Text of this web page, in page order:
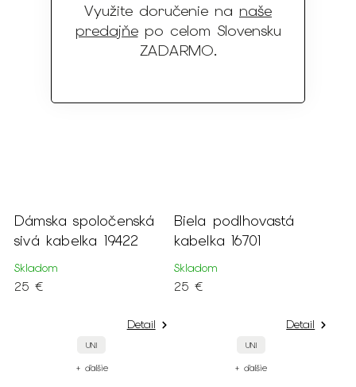
Využite doručenie na naše
predajňepo celom Slovensku
ZADARMO.
Dámska spoločenská
sivá kabelka 19422
Skladom
25 €
Detail
UNI
+ ďalšie
Biela podlhovastá
kabelka 16701
Skladom
25 €
Detail
UNI
+ ďalšie